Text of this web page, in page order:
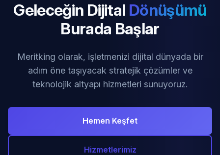
Geleceğin Dijital Dönüşümü
Burada Başlar
Meritking olarak, işletmenizi dijital dünyada bir
adım öne taşıyacak stratejik çözümler ve
teknolojik altyapı hizmetleri sunuyoruz.
Hemen Keşfet
Hizmetlerimiz